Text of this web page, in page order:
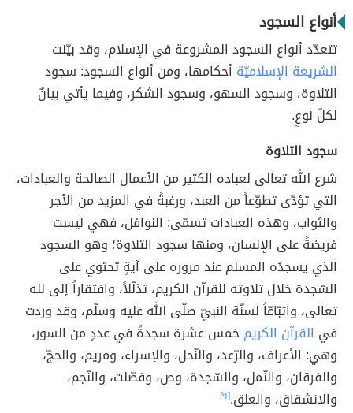
أنواع السجود
تتعدّد أنواع السجود المشروعة في الإسلام، وقد بيّنت
الشريعة الإسلاميّة أحكامها، ومن أنواع السجود: سجود
التلاوة، وسجود السهو، وسجود الشكر، وفيما يأتي بيانٌ
لكلّ نوعٍ.
سجود التلاوة
شرع الله تعالى لعباده الكثير من الأعمال الصالحة والعبادات،
التي تؤدّى تطوّعاً من العبد، ورغبةً في المزيد من الأجر
والثواب، وهذه العبادات تسمّى: النوافل، فهي ليست
فريضةً على الإنسان، ومنها سجود التلاوة؛ وهو السجود
الذي يسجدُه المسلم عند مروره على آيةٍ تحتوي على
السّجدة خلال تلاوته للقرآن الكريم، تذلّلاً، وافتقاراً إلى لله
تعالى، واتبّاعّاً لسنّة النبيّ صلّى الله عليه وسلّم، وقد وردت
في القرآن الكريمخمس عشرة سجدةً في عددٍ من السور،
وهي: الأعراف، والرّعد، والنّحل، والإسراء، ومريم، والحجّ،
والفرقان، والنّمل، والسّجدة، وص، وفصّلت، والنّجم،
والانشقاق، والعلق.[٩]